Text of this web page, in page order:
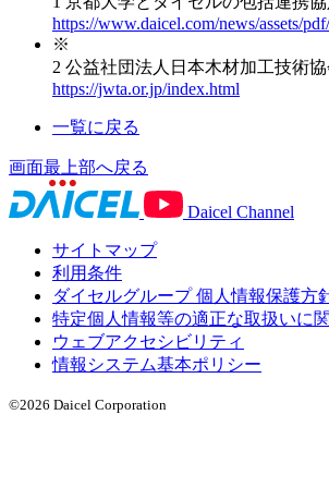
https://www.daicel.com/news/assets/
※
2 公益社団法人日本木材加工技術
https://jwta.or.jp/index.html
一覧に戻る
画面最上部へ戻る
Daicel Channel
サイトマップ
利用条件
ダイセルグループ 個人情報保護方
特定個人情報等の適正な取扱いに
ウェブアクセシビリティ
情報システム基本ポリシー
©2026 Daicel Corporation